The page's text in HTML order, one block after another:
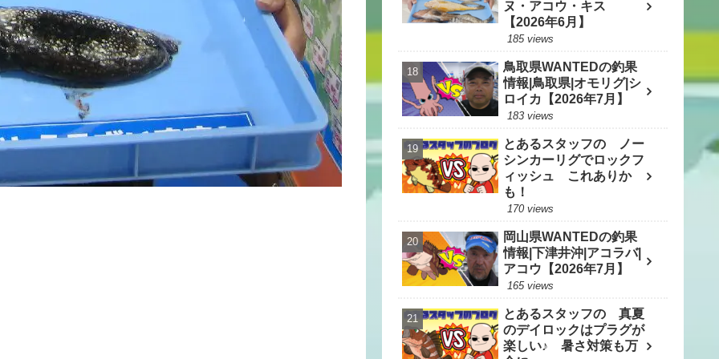
ヌ・アコウ・キス
【2026年6月】
185 views
鳥取県WANTEDの釣果
情報|鳥取県|オモリグ|シ
ロイカ【2026年7月】
183 views
とあるスタッフの ノー
シンカーリグでロックフ
ィッシュ これありか
も！
170 views
岡山県WANTEDの釣果
情報|下津井沖|アコラバ|
アコウ【2026年7月】
165 views
とあるスタッフの 真夏
のデイロックはプラグが
楽しい♪ 暑さ対策も万